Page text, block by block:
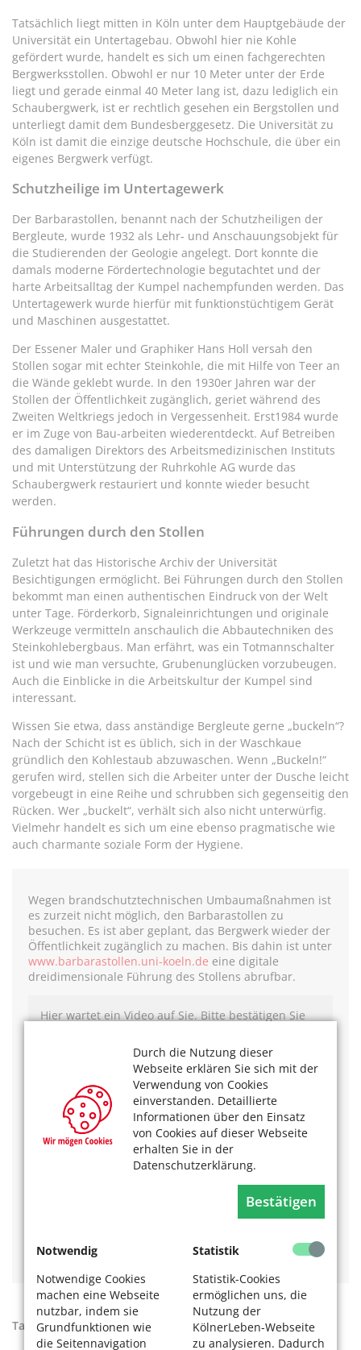
Durch die Nutzung dieser
Webseite erklären Sie sich mit der
Verwendung von Cookies
einverstanden. Detaillierte
Informationen über den Einsatz
von Cookies auf dieser Webseite
erhalten Sie in der
Datenschutzerklärung.
Bestätigen
Notwendig
Notwendige Cookies
machen eine Webseite
nutzbar, indem sie
Grundfunktionen wie
die Seitennavigation
Statistik
Statistik-Cookies
ermöglichen uns, die
Nutzung der
KölnerLeben-Webseite
zu analysieren. Dadurch
Tatsächlich liegt mitten in Köln unter dem Hauptgebäude der
Universität ein Untertagebau. Obwohl hier nie Kohle
gefördert wurde, handelt es sich um einen fachgerechten
Bergwerksstollen. Obwohl er nur 10 Meter unter der Erde
liegt und gerade einmal 40 Meter lang ist, dazu lediglich ein
Schaubergwerk, ist er rechtlich gesehen ein Bergstollen und
unterliegt damit dem Bundesberggesetz. Die Universität zu
Köln ist damit die einzige deutsche Hochschule, die über ein
eigenes Bergwerk verfügt.
Schutzheilige im Untertagewerk
Der Barbarastollen, benannt nach der Schutzheiligen der
Bergleute, wurde 1932 als Lehr- und Anschauungsobjekt für
die Studierenden der Geologie angelegt. Dort konnte die
damals moderne Fördertechnologie begutachtet und der
harte Arbeitsalltag der Kumpel nachempfunden werden. Das
Untertagewerk wurde hierfür mit funktionstüchtigem Gerät
und Maschinen ausgestattet.
Der Essener Maler und Graphiker Hans Holl versah den
Stollen sogar mit echter Steinkohle, die mit Hilfe von Teer an
die Wände geklebt wurde. In den 1930er Jahren war der
Stollen der Öffentlichkeit zugänglich, geriet während des
Zweiten Weltkriegs jedoch in Vergessenheit. Erst1984 wurde
er im Zuge von Bau-arbeiten wiederentdeckt. Auf Betreiben
des damaligen Direktors des Arbeitsmedizinischen Instituts
und mit Unterstützung der Ruhrkohle AG wurde das
Schaubergwerk restauriert und konnte wieder besucht
werden.
Führungen durch den Stollen
Zuletzt hat das Historische Archiv der Universität
Besichtigungen ermöglicht. Bei Führungen durch den Stollen
bekommt man einen authentischen Eindruck von der Welt
unter Tage. Förderkorb, Signaleinrichtungen und originale
Werkzeuge vermitteln anschaulich die Abbautechniken des
Steinkohlebergbaus. Man erfährt, was ein Totmannschalter
ist und wie man versuchte, Grubenunglücken vorzubeugen.
Auch die Einblicke in die Arbeitskultur der Kumpel sind
interessant.
Wissen Sie etwa, dass anständige Bergleute gerne „buckeln“?
Nach der Schicht ist es üblich, sich in der Waschkaue
gründlich den Kohlestaub abzuwaschen. Wenn „Buckeln!“
gerufen wird, stellen sich die Arbeiter unter der Dusche leicht
vorgebeugt in eine Reihe und schrubben sich gegenseitig den
Rücken. Wer „buckelt“, verhält sich also nicht unterwürfig.
Vielmehr handelt es sich um eine ebenso pragmatische wie
auch charmante soziale Form der Hygiene.
Wegen brandschutztechnischen Umbaumaßnahmen ist
es zurzeit nicht möglich, den Barbarastollen zu
besuchen. Es ist aber geplant, das Bergwerk wieder der
Öffentlichkeit zugänglich zu machen. Bis dahin ist unter
www.barbarastollen.uni-koeln.de eine digitale
dreidimensionale Führung des Stollens abrufbar.
Hier wartet ein Video auf Sie. Bitte bestätigen Sie
Drittanbieter-Inhalten zu ermöglichen.
Weitere Informationen beim LVR-Informationssystem
KuLaDig – Kultur. Landschaft. Digital.
www.kuladig.de
Mehr Themen aus der Reihe KuLaDig? Das
könnte Sie auch interessieren:
Kennen Sie die Kölner Geschichte vom Mercedes-Stern
Tags: Kölner Stadtgeschichte KuLaDig